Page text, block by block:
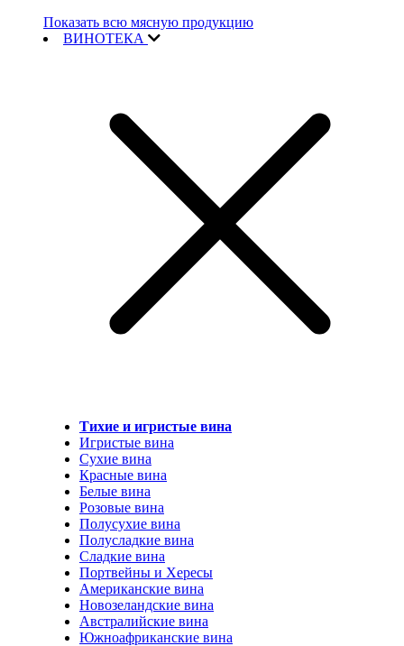
Показать всю мясную продукцию
ВИНОТЕКА
Тихие и игристые вина
Игристые вина
Сухие вина
Красные вина
Белые вина
Розовые вина
Полусухие вина
Полусладкие вина
Сладкие вина
Портвейны и Хересы
Американские вина
Новозеландские вина
Австралийские вина
Южноафриканские вина